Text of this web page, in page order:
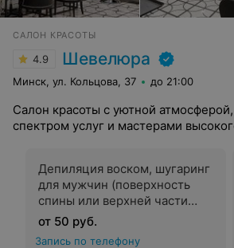
САЛОН КРАСОТЫ
4.9 Шевелюра
Минск, ул. Кольцова, 37 до 21:00
Салон красоты с уютной
спектром услуг и мастерами
Депиляция воском, шугаринг
для мужчин (поверхность
спины или верхней части
груди)
от 50 руб.
Запись по телефону